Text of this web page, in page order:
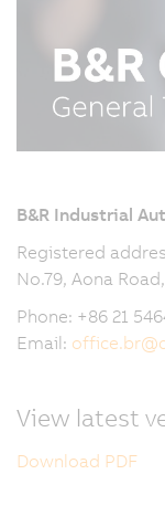
B&R Industrial
Registered
No.79, Aona
Phone: +86 21
Email: office.br@
View latest
Download PDF